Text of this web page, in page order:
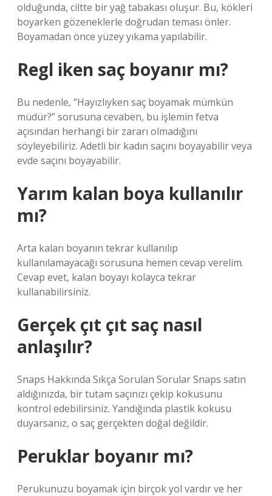
olduğunda, ciltte bir yağ tabakası oluşur. Bu, kökleri
boyarken gözeneklerle doğrudan teması önler.
Boyamadan önce yüzey yıkama yapılabilir.
Regl iken saç boyanır mı?
Bu nedenle, “Hayızlıyken saç boyamak mümkün
müdür?” sorusuna cevaben, bu işlemin fetva
açısından herhangi bir zararı olmadığını
söyleyebiliriz. Adetli bir kadın saçını boyayabilir veya
evde saçını boyayabilir.
Yarım kalan boya kullanılır
mı?
Arta kalan boyanın tekrar kullanılıp
kullanılamayacağı sorusuna hemen cevap verelim.
Cevap evet, kalan boyayı kolayca tekrar
kullanabilirsiniz.
Gerçek çıt çıt saç nasıl
anlaşılır?
Snaps Hakkında Sıkça Sorulan Sorular Snaps satın
aldığınızda, bir tutam saçınızı çekip kokusunu
kontrol edebilirsiniz. Yandığında plastik kokusu
duyarsanız, o saç gerçekten doğal değildir.
Peruklar boyanır mı?
Perukunuzu boyamak için birçok yol vardır ve her